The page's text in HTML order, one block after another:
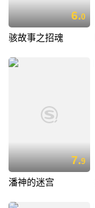
6.0
骇故事之招魂
7.9
潘神的迷宫